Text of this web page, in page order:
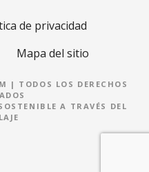
de privacidad
Mapa del sitio
| TODOS LOS DERECHOS
A TRAVÉS DEL